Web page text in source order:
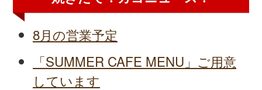
8月の営業予定
「SUMMER CAFE MENU」ご用意
しています